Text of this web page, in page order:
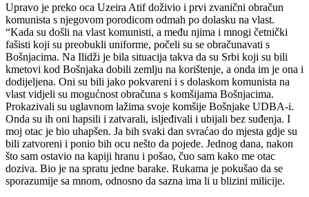
Upravo je preko oca Uzeira Atif doživio i prvi zvanični obračun
komunista s njegovom porodicom odmah po dolasku na vlast.
“Kada su došli na vlast komunisti, a među njima i mnogi četnički
fašisti koji su preobukli uniforme, počeli su se obračunavati s
Bošnjacima. Na Ilidži je bila situacija takva da su Srbi koji su bili
kmetovi kod Bošnjaka dobili zemlju na korištenje, a onda im je ona i
dodijeljena. Oni su bili jako pokvareni i s dolaskom komunista na
vlast vidjeli su mogućnost obračuna s komšijama Bošnjacima.
Prokazivali su uglavnom lažima svoje komšije Bošnjake UDBA-i.
Onda su ih oni hapsili i zatvarali, isljeđivali i ubijali bez suđenja. I
moj otac je bio uhapšen. Ja bih svaki dan svraćao do mjesta gdje su
bili zatvoreni i ponio bih ocu nešto da pojede. Jednog dana, nakon
što sam ostavio na kapiji hranu i pošao, čuo sam kako me otac
doziva. Bio je na spratu jedne barake. Rukama je pokušao da se
sporazumije sa mnom, odnosno da sazna ima li u blizini milicije.